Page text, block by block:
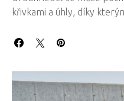
křivkami a úhly, díky